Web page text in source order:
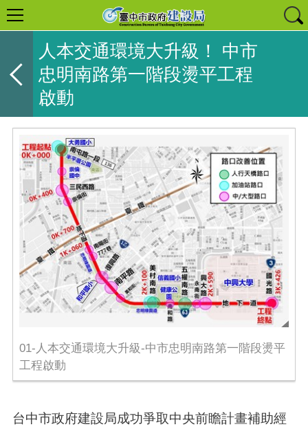
人本交通環境大升級！ 中市
忠明南路第一階段燙平工程
啟動
01-人本交通環境大升級-中市忠明南路第一階段燙平
工程啟動
台中市政府建設局成功爭取中央前瞻計畫補助經